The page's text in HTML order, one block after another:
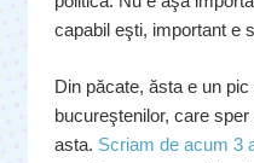
capabil eşti, important e
Din păcate, ăsta e un
bucureştenilor, care
asta. Scriam de acum 3